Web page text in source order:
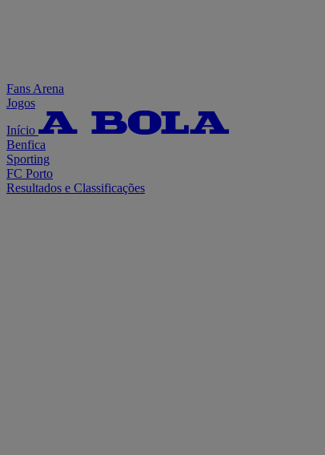
Fans Arena
Jogos
Início
Benfica
Sporting
FC Porto
Resultados e Classificações